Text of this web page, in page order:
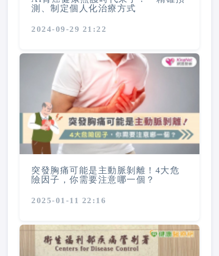
測、制定個人化治療方式
2024-09-29 21:22
突發胸痛可能是主動脈剝離！4大危
險因子，你需要注意哪一個？
2025-01-11 22:16